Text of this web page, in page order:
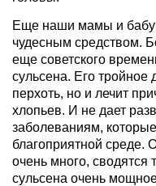
Еще наши мамы и
чудесным средством.
еще советского
сульсена. Его тройное
перхоть, но и лечит
хлопьев. И не дает
заболеваниям,
благоприятной среде.
очень много, сводятся
сульсена очень